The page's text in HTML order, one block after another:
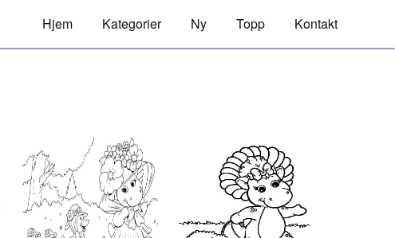
Hjem Kategorier Ny Topp Kontakt